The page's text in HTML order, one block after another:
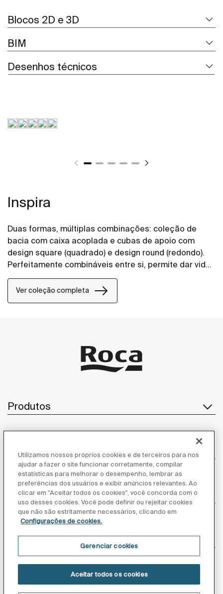
Blocos 2D e 3D
BIM
Desenhos técnicos
Inspira
Duas formas, múltiplas combinações: coleção de
bacia com caixa acoplada e cubas de apoio com
design square (quadrado) e design round (redondo).
Perfeitamente combináveis entre si, permite dar vida
Ver coleção completa
Produtos
Atendimento ao cliente
Sobre nós
Inspiração
Siga-nos
Utilizamos nossos próprios cookies e de terceiros para nos
ajudar a fazer o site funcionar corretamente, compilar
estatísticas para melhorar o desempenho, lembrar as
preferências dos usuários e exibir anúncios relevantes. Ao
clicar em "Aceitar todos os cookies", você concorda com o
uso desses cookies. Você pode definir ou rejeitar cookies
que não são estritamente necessários, clicando em
Configurações de cookies.
Gerenciar cookies
Aceitar todos os cookies